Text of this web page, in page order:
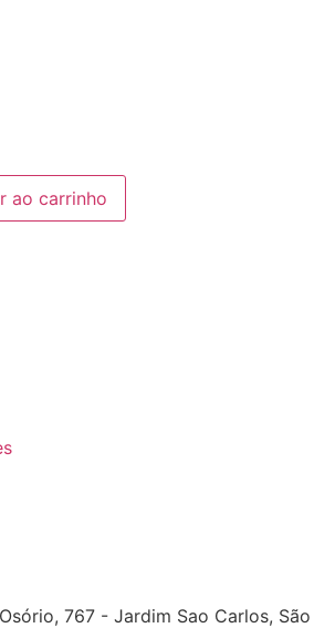
ao carrinho
767 - Jardim Sao Carlos, São